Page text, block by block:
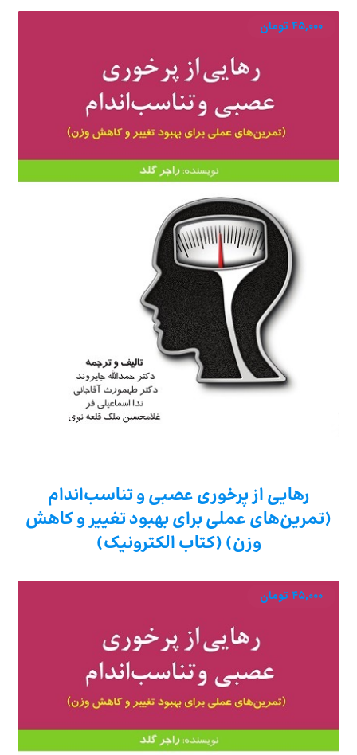
رهایی از پرخوری عصبی و تناسب‌اندام
(تمرین‌های عملی برای بهبود تغییر و کاهش
وزن) (کتاب الکترونیک)
۴۵,۰۰۰ تومان
۴۵,۰۰۰ تومان